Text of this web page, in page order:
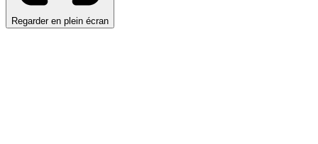
Regarder en plein écran